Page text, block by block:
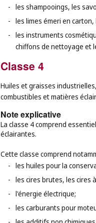
- les shampooings, les
- les limes émeri en
- les instruments
chiffons de nettoyage et
Classe 4
Huiles et graisses
combustibles et matières
Note explicative
La classe 4 comprend
éclairantes.
Cette classe comprend
- les huiles pour la
- les cires brutes, les cires
- l'énergie électrique;
- les carburants pour